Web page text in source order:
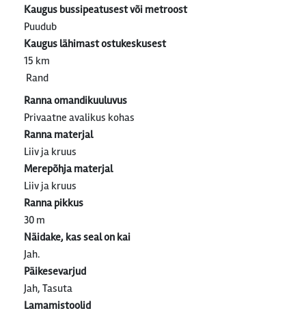
Kaugus bussipeatusest või metroost
Puudub
Kaugus lähimast ostukeskusest
15 km
Rand
Ranna omandikuuluvus
Privaatne avalikus kohas
Ranna materjal
Liiv ja kruus
Merepõhja materjal
Liiv ja kruus
Ranna pikkus
30 m
Näidake, kas seal on kai
Jah.
Päikesevarjud
Jah, Tasuta
Lamamistoolid